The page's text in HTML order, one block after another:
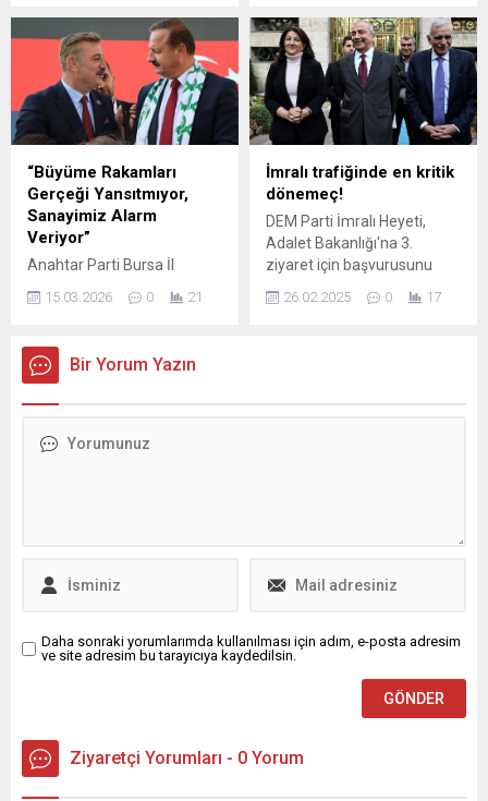
yaptığı görüşme
Cumhurbaşkanlığı
kaynakları tarafından
doğrulandı. Kaynaklar,
Trump Jr.’ın görüşmeye
“nezaket ziyareti”
kapsamında katıldığını
belirtti.
vatandaşla sıcak teması
önceleyen parti, Osmangazi
ilçesine bağlı Akpınar Kapalı
Pazaryeri’nde ziyaret
gerçekleştirdi. İl Başkanı
Aslan’a, Osmangazi İlçe
Başkanı İsmail Demir, il ve
ilçe yöneticileri eşlik etti.
Heyet, pazaryerinde esnaf
ve vatandaşlarla bir araya...
“Büyüme Rakamları
Gerçeği Yansıtmıyor,
Sanayimiz Alarm
Veriyor”
Anahtar Parti Bursa İl
Başkanı Fikret Aslan,
Bursa’da yerel medya
gerçekleştirdiği kapsamlı
basın buluşmasında Türkiye
sert, çarpıcı ve dikkat çekici
derin bir uçurum oluştuğunu
ekonomi...
15.03.2026 0 21
İmralı trafiğinde en kritik
dönemeç!
DEM Parti İmralı Heyeti,
Adalet Bakanlığı'na 3.
ziyaret için başvurusunu
yaptı. Kulislerde
teröristbaşının birkaç gün
26.02.2025 0 17
Bir Yorum Yazın
Daha sonraki yorumlarımda kullanılması için adım, e-posta adresim
ve site adresim bu tarayıcıya kaydedilsin.
Ziyaretçi Yorumları - 0 Yorum